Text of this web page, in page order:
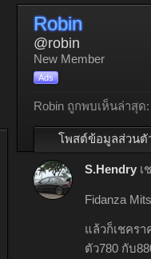
Robin
@robin
New Member
Ads
Robin ถูกพบเห็นล่าสุด:
โพสต์ข้อมูลส่วนตั
S.Hendry เ
Fidanza
แล้วก็เชครา
ตัว780 กับ